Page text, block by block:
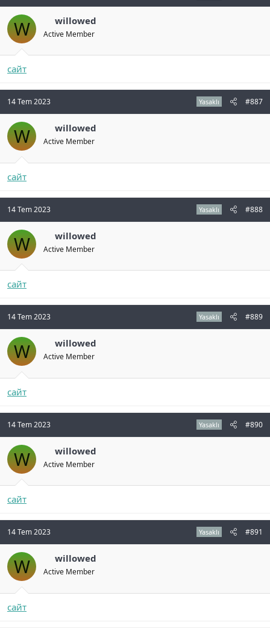
W willowed
Active Member
сайт
14 Tem 2023 Yasaklı #887
W willowed
Active Member
сайт
14 Tem 2023 Yasaklı #888
W willowed
Active Member
сайт
14 Tem 2023 Yasaklı #889
W willowed
Active Member
сайт
14 Tem 2023 Yasaklı #890
W willowed
Active Member
сайт
14 Tem 2023 Yasaklı #891
W willowed
Active Member
сайт